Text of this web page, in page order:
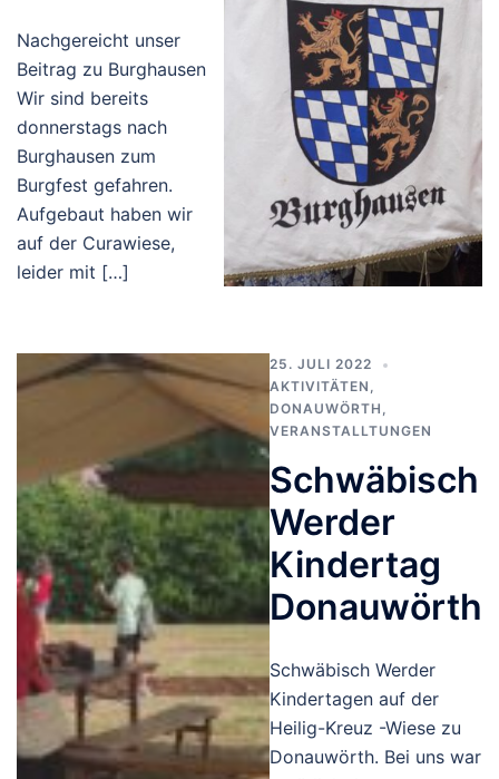
Nachgereicht unser
Beitrag zu Burghausen
Wir sind bereits
donnerstags nach
Burghausen zum
Burgfest gefahren.
Aufgebaut haben wir
auf der Curawiese,
leider mit […]
25. JULI 2022
AKTIVITÄTEN
DONAUWÖRTH
VERANSTALLTUNGEN
Schwäbisch
Werder
Kindertag
Donauwörth
Schwäbisch Werder
Kindertagen auf der
Heilig-Kreuz -Wiese zu
Donauwörth. Bei uns war